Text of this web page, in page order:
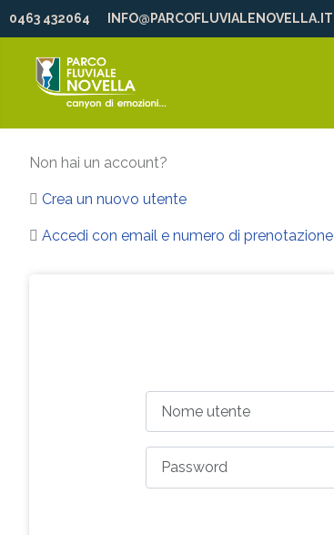
0463 432064 INFO@PARCOFLUVIALENOVELLA.IT
Non hai un account?
Crea un nuovo utente
Accedi con email e numero di prenotazione